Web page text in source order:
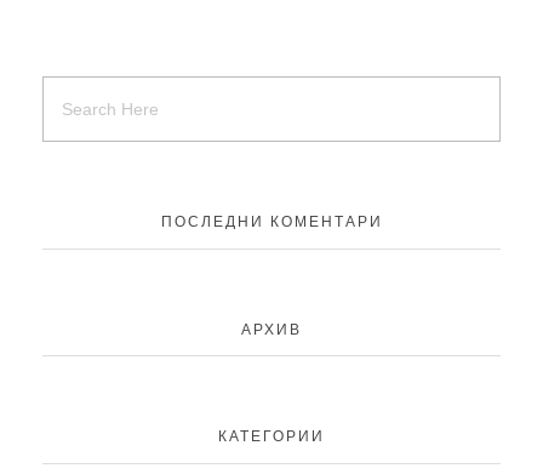
ПОСЛЕДНИ КОМЕНТАРИ
АРХИВ
КАТЕГОРИИ